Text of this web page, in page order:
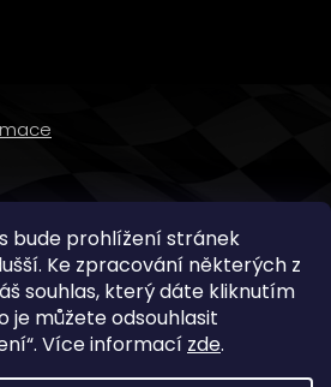
bude prohlížení stránek
Ke zpracování některých z
souhlas, který dáte kliknutím
je můžete odsouhlasit
“. Více informací zde.